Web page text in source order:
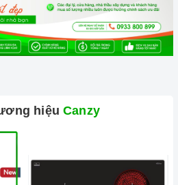
hiệuCanzy